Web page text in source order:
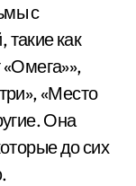
с
как
«Место
Она
до сих